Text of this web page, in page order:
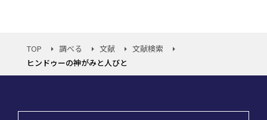
TOP 調べる 文献
文献検索
ヒンドゥーの神がみと人びと